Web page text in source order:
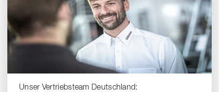
Unser Vertriebsteam Deutschland: